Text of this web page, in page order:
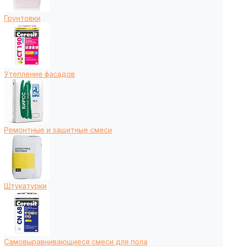
Грунтовки
Утепление фасадов
Ремонтные и защитные смеси
Штукатурки
Самовыравнивающиеся смеси для пола